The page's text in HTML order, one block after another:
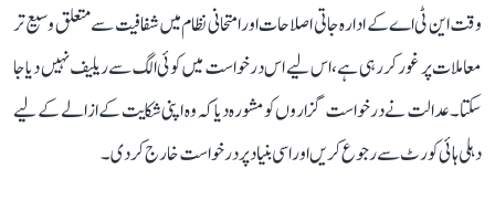
وقت این ٹی اے کے ادارہ جاتی اصلاحات اور امتحانی نظام میں شفافیت سے متعلق وسیع تر
معاملات پر غور کر رہی ہے، اس لیے اس درخواست میں کوئی الگ سے ریلیف نہیں دیا جا
سکتا۔ عدالت نے درخواست گزاروں کو مشورہ دیا کہ وہ اپنی شکایت کے ازالے کے لیے
دہلی ہائی کورٹ سے رجوع کریں اور اسی بنیاد پر درخواست خارج کر دی۔